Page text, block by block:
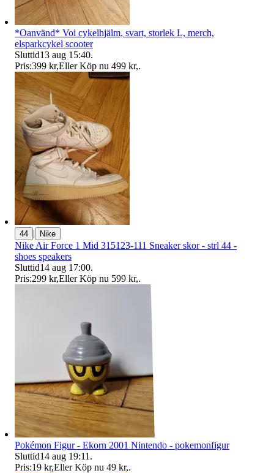
*Oanvänd* Voi cykelhjälm, svart, storlek L, merch,
elsparkcykel scooter
Sluttid13 aug 15:40.
Pris:399 kr,Eller Köp nu 499 kr,.
44 | Nike
Nike Air Force 1 Mid 315123-111 Sneaker skor - strl 44 -
shoes speakers
Sluttid14 aug 17:00.
Pris:299 kr,Eller Köp nu 599 kr,.
Pokémon Figur - Ekorn 2001 Nintendo - pokemonfigur
Sluttid14 aug 19:11 .
Pris:19 kr,Eller Köp nu 49 kr,.